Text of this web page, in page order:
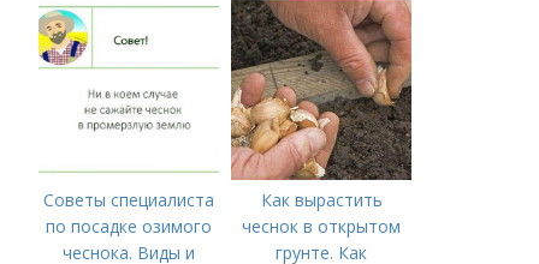
времени на спорт
Советы специалиста
по посадке озимого
чеснока. Виды и
Как вырастить
чеснок в открытом
грунте. Как